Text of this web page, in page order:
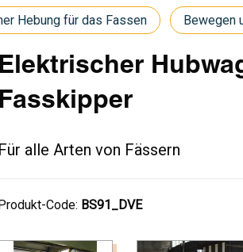
Hebung für das Fassen Bewegen
Elektrischer
Fasskipper
Für alle Arten von Fässern
Code: BS91_DVE